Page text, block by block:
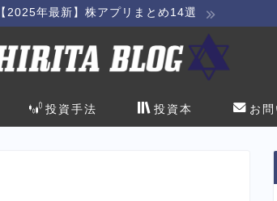
【2025年最新】株アプリまとめ14選
投資手法 投資本 お